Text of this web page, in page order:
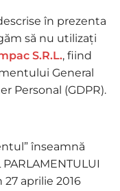
în prezenta
să nu utilizați
S.R.L., fiind
General
Personal (GDPR).
înseamnă
27 aprilie 2016